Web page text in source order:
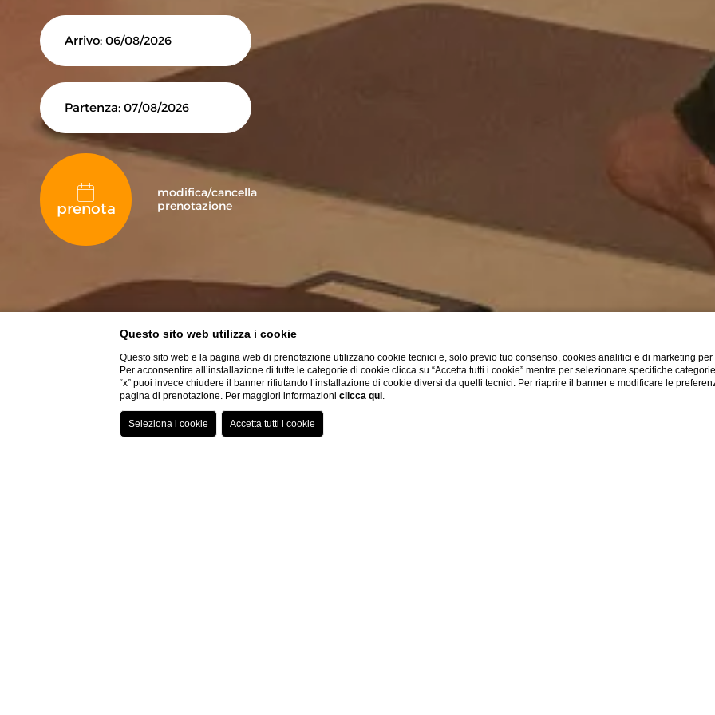
Arrivo: 06/08/2026
Partenza: 07/08/2026
prenota
modifica/cancella
prenotazione
Questo sito web utilizza i cookie
Questo sito web e la pagina web di prenotazione utilizzano cookie tecnici e, solo previo tuo consenso, cookies analitici e di marketing
Per acconsentire all’installazione di tutte le categorie di cookie clicca su “Accetta tutti i cookie” mentre per selezionare specifiche
“x” puoi invece chiudere il banner rifiutando l’installazione di cookie diversi da quelli tecnici. Per riaprire il banner e modificare le
pagina di prenotazione. Per maggiori informazioniclicca qui.